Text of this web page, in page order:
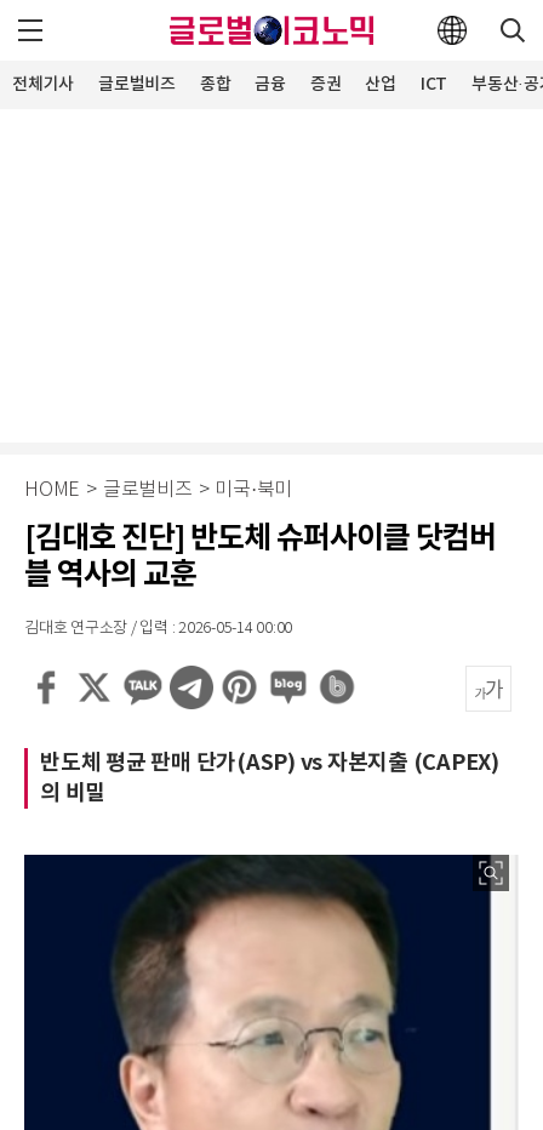
전체기사 글로벌비즈 종합 금융 증권 산업 ICT 부동산·
HOME > 글로벌비즈 > 미국·북미
[김대호 진단] 반도체 슈퍼사이클 닷컴버
블 역사의 교훈
김대호 연구소장 / 입력 : 2026-05-14 00:00
반도체 평균 판매 단가(ASP) vs 자본지출 (CAPEX)
의 비밀